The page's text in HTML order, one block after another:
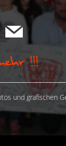
und grafischen